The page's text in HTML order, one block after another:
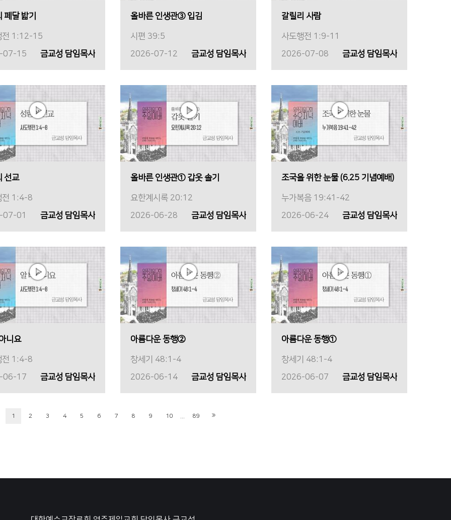
페달 밟기
전 1:12-15
07-15
금교성 담임목사
올바른 인생관③ 입김
시편 39:5
2026-07-12
금교성 담임목사
갈릴리 사람
사도행전 1:9-11
2026-07-08
금교성 담임목사
선교
전 1:4-8
01
금교성 담임목사
올바른 인생관① 갑옷 솔기
요한계시록 20:12
2026-06-28
금교성 담임목사
조국을 위한 눈물 (6.25 기념예배)
누가복음 19:41-42
2026-06-24
금교성 담임목사
니요
전 1:4-8
06-17
금교성 담임목사
아름다운 동행②
창세기 48:1-4
2026-06-14
금교성 담임목사
아름다운 동행①
창세기 48:1-4
2026-06-07
금교성 담임목사
1 2 3 4 5 6 7 8 9 10 89